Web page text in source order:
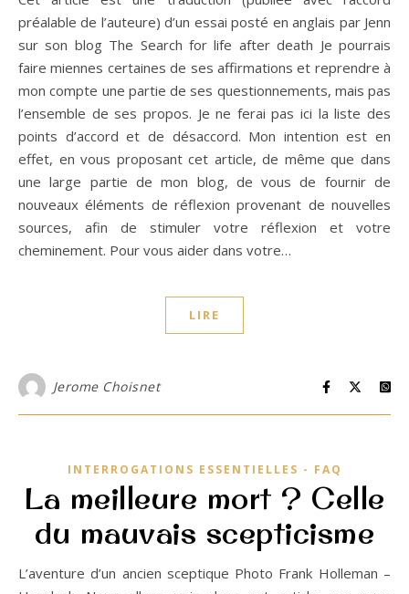
préalable de l’auteure) d’un essai posté en anglais par Jenn
sur son blog The Search for life after death Je pourrais
faire miennes certaines de ses affirmations et reprendre à
mon compte une partie de ses questionnements, mais pas
l’ensemble de ses propos. Je ne ferai pas ici la liste des
points d’accord et de désaccord. Mon intention est en
effet, en vous proposant cet article, de même que dans
une large partie de mon blog, de vous de fournir de
nouveaux éléments de réflexion provenant de nouvelles
sources, afin de stimuler votre réflexion et votre
cheminement. Pour vous aider dans votre…
LIRE
Jerome Choisnet
INTERROGATIONS ESSENTIELLES - FAQ
La meilleure mort ? Celle
du mauvais scepticisme
L’aventure d’un ancien sceptique Photo Frank Holleman –